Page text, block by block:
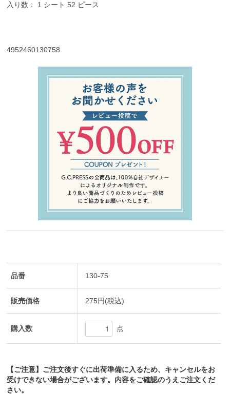
入り数： 1 シート 52 ピース
4952460130758
品番 130-75
販売価格 275円(税込)
購入数 点
【ご注意】ご注文後すぐに出荷準備に入るため、キャンセルをお
受けできない場合がございます。内容をご確認のうえご注文くだ
さい。